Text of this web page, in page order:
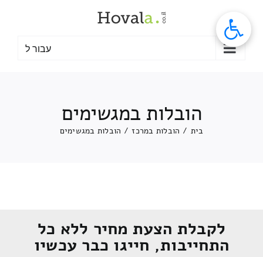
עבור ל
הובלות במגשימים
בית / הובלות במרכז / הובלות במגשימים
לקבלת הצעת מחיר ללא כל
התחייבות, חייגו כבר עכשיו